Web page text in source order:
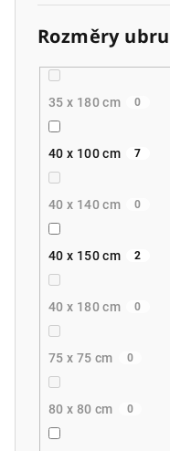
Rozměry
35 x 180 cm 0
40 x 100 cm 7
40 x 140 cm 0
40 x 150 cm 2
40 x 180 cm 0
75 x 75 cm 0
80 x 80 cm 0